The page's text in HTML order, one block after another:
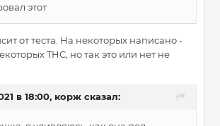
этот
от теста. На некоторых написано -
THC, но так это или нет не
в 18:00, корж сказал: